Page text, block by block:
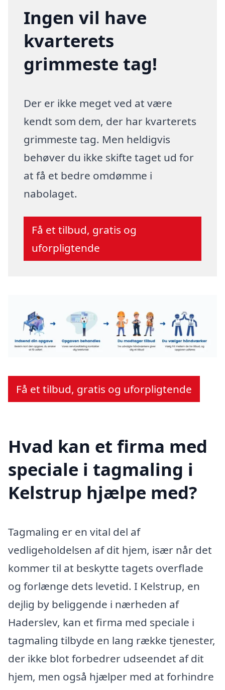
Ingen vil have
kvarterets
grimmeste tag!
Der er ikke meget ved at være
kendt som dem, der har kvarterets
grimmeste tag. Men heldigvis
behøver du ikke skifte taget ud for
at få et bedre omdømme i
nabolaget.
Få et tilbud, gratis og
uforpligtende
Få et tilbud, gratis og uforpligtende
Hvad kan et firma med
speciale i tagmaling i
Kelstrup hjælpe med?
Tagmaling er en vital del af
vedligeholdelsen af dit hjem, især når det
kommer til at beskytte tagets overflade
og forlænge dets levetid. I Kelstrup, en
dejlig by beliggende i nærheden af
Haderslev, kan et firma med speciale i
tagmaling tilbyde en lang række tjenester,
der ikke blot forbedrer udseendet af dit
hjem, men også hjælper med at forhindre